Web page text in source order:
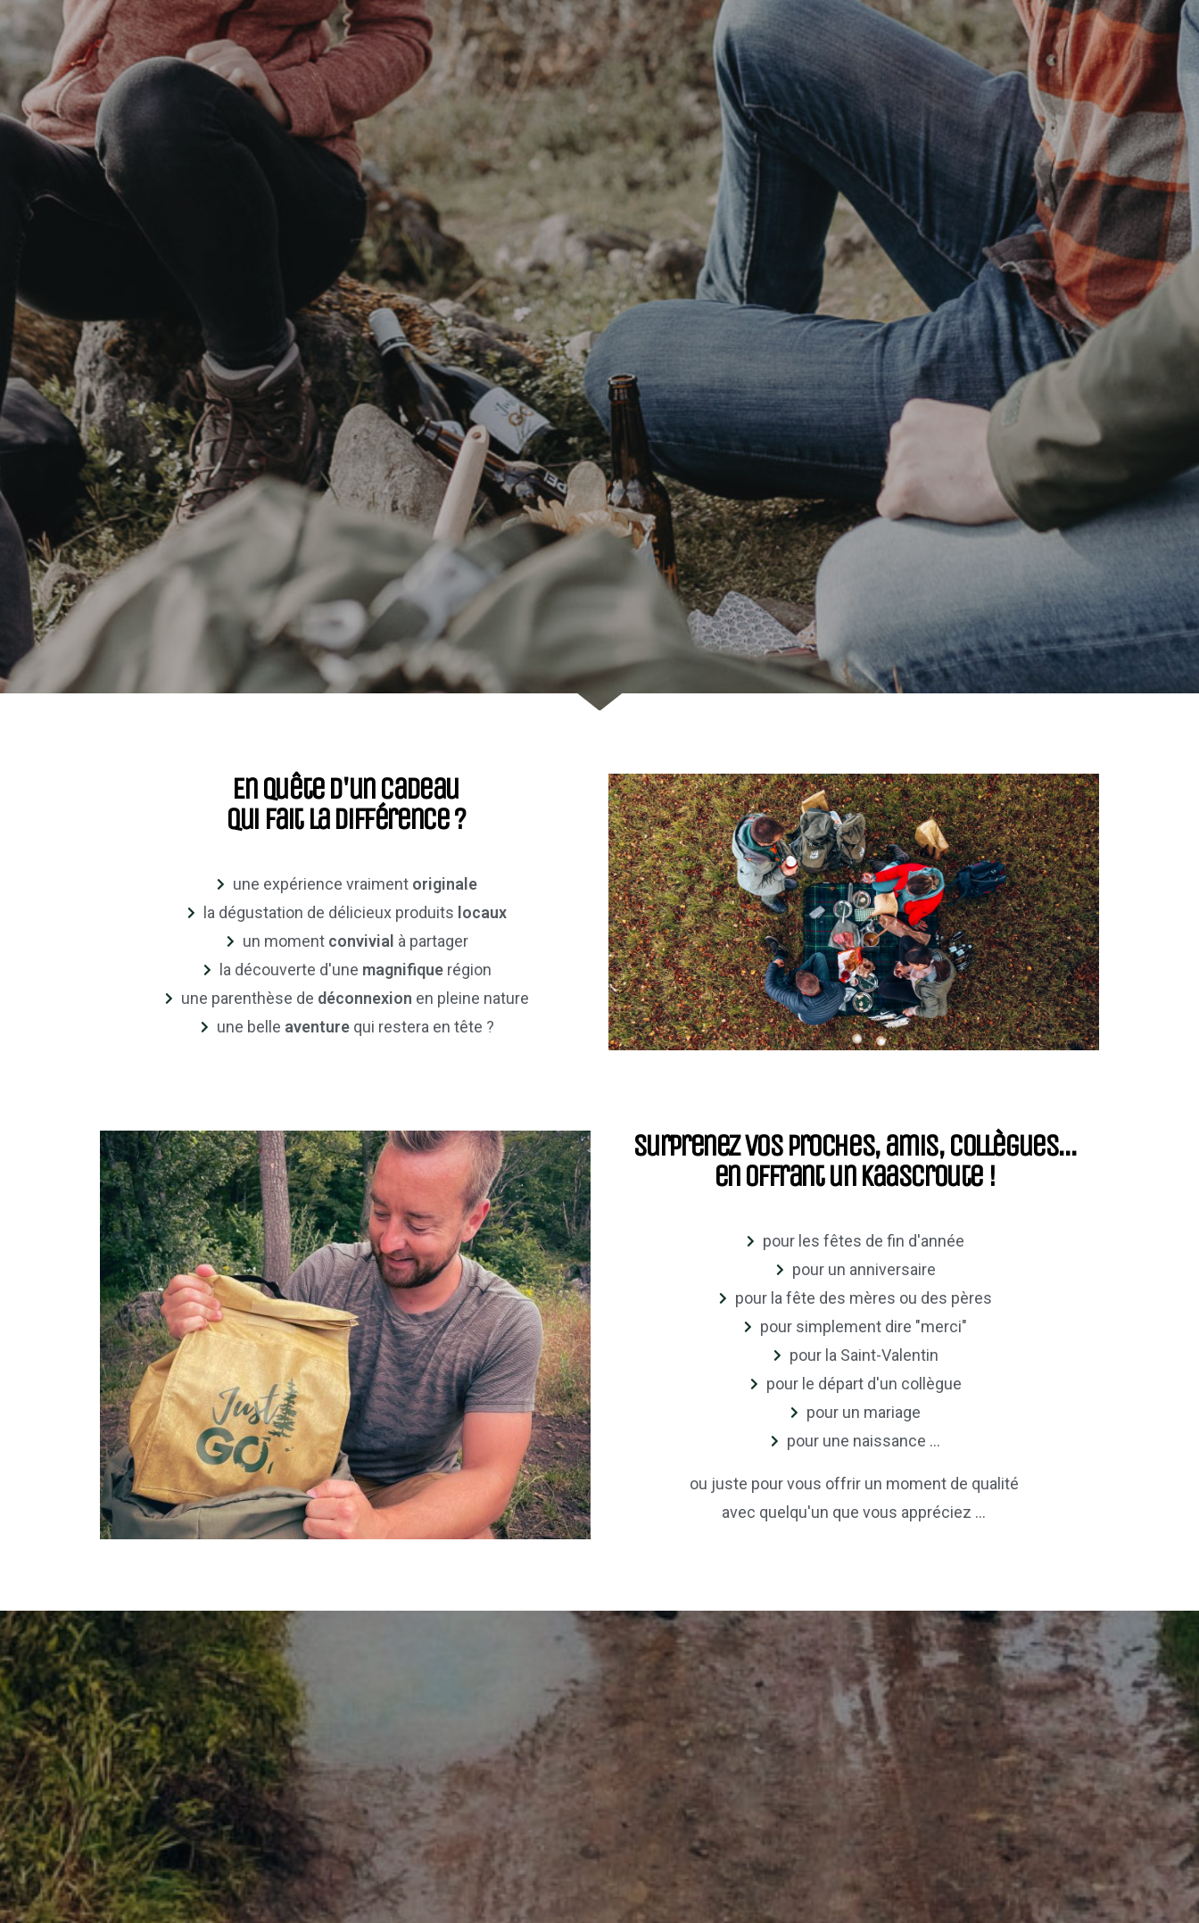
En quête d'un cadeau
qui fait la différence ?
une expérience vraiment originale
la dégustation de délicieux produits locaux
un moment convivial à partager
la découverte d'une magnifique région
une parenthèse de déconnexion en pleine nature
une belle aventure qui restera en tête ?
Surprenez vos proches, amis, collègues...
en offrant un kaascroute !
pour les fêtes de fin d'année
pour un anniversaire
pour la fête des mères ou des pères
pour simplement dire "merci"
pour la Saint-Valentin
pour le départ d'un collègue
pour un mariage
pour une naissance ...
ou juste pour vous offrir un moment de qualité
avec quelqu'un que vous appréciez ...